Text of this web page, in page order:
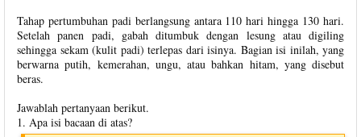
Tahap pertumbuhan padi berlangsung antara 110 hari hingga 130 hari.
Setelah panen padi, gabah ditumbuk dengan lesung atau digiling
sehingga sekam (kulit padi) terlepas dari isinya. Bagian isi inilah, yang
berwarna putih, kemerahan, ungu, atau bahkan hitam, yang disebut
beras.
Jawablah pertanyaan berikut.
1. Apa isi bacaan di atas?